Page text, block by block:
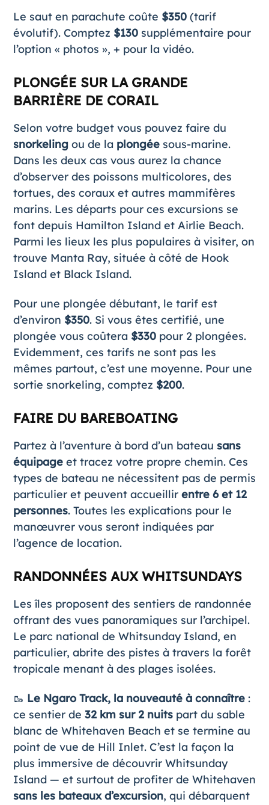
Le saut en parachute coûte $350(tarif
évolutif). Comptez $130 supplémentaire pour
l’option « photos », + pour la vidéo.
PLONGÉE SUR LA GRANDE
BARRIÈRE DE CORAIL
Selon votre budget vous pouvez faire du
snorkelingou de la plongéesous-marine.
Dans les deux cas vous aurez la chance
d’observer des poissons multicolores, des
tortues, des coraux et autres mammifères
marins. Les départs pour ces excursions se
font depuis Hamilton Island et Airlie Beach.
Parmi les lieux les plus populaires à visiter, on
trouve Manta Ray, située à côté de Hook
Island et Black Island.
Pour une plongée débutant, le tarif est
d’environ $350. Si vous êtes certifié, une
plongée vous coûtera $330pour 2 plongées.
Evidemment, ces tarifs ne sont pas les
mêmes partout, c’est une moyenne. Pour une
sortie snorkeling, comptez $200.
FAIRE DU BAREBOATING
Partez à l’aventure à bord d’un bateau sans
équipageet tracez votre propre chemin. Ces
types de bateau ne nécessitent pas de permis
particulier et peuvent accueillir entre 6 et 12
personnes. Toutes les explications pour le
manœuvrer vous seront indiquées par
l’agence de location.
RANDONNÉES AUX WHITSUNDAYS
Les îles proposent des sentiers de randonnée
offrant des vues panoramiques sur l’archipel.
Le parc national de Whitsunday Island, en
particulier, abrite des pistes à travers la forêt
tropicale menant à des plages isolées.
🥾 Le Ngaro Track, la nouveauté à connaître:
ce sentier de 32 km sur 2 nuitspart du sable
blanc de Whitehaven Beach et se termine au
point de vue de Hill Inlet. C’est la façon la
plus immersive de découvrir Whitsunday
Island — et surtout de profiter de Whitehaven
sans les bateaux d’excursion, qui débarquent